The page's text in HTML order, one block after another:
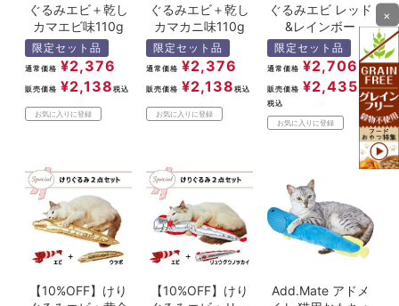
ぐるみエビ＋乾し
カマエビ味110g
限定セット品
通常価格 ¥2,376
販売価格 ¥2,138 税込
お気に入りに登録
ぐるみエビ＋乾し
カマカニ味110g
限定セット品
通常価格 ¥2,376
販売価格 ¥2,138 税込
お気に入りに登録
ぐるみエビ レッド
&レインボー
限定セット品
通常価格 ¥2,706
販売価格 ¥2,435
税込
お気に入りに登録
【10%OFF】けり
【10%OFF】けり
Add.Mate アドメ
×